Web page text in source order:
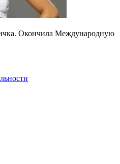
Окончила Международную